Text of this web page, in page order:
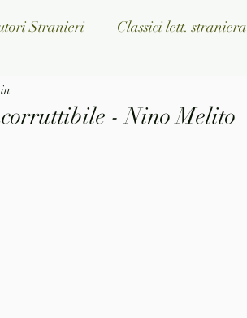
Stranieri Classici lett. straniera
- Nino Melito